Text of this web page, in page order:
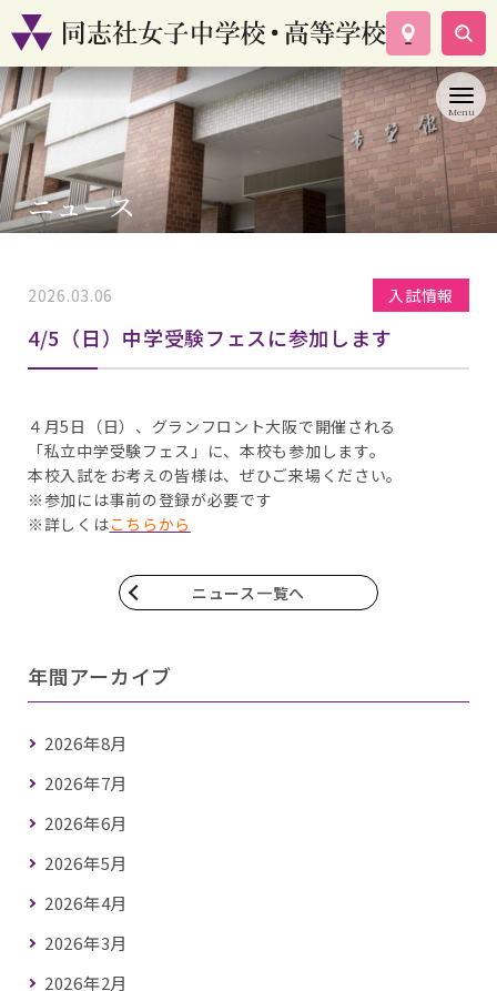
学校案内
コース紹介
学校生活
入試情報
資料請求
ニュース
2026.03.06 入試情報
4/5（日）中学受験フェスに参加します
４月5日（日）、グランフロント大阪で開催される
「私立中学受験フェス」に、本校も参加します。
本校入試をお考えの皆様は、ぜひご来場ください。
※参加には事前の登録が必要です
※詳しくはこちらから
ニュース一覧へ
年間アーカイブ
2026年8月
2026年7月
2026年6月
2026年5月
2026年4月
2026年3月
2026年2月